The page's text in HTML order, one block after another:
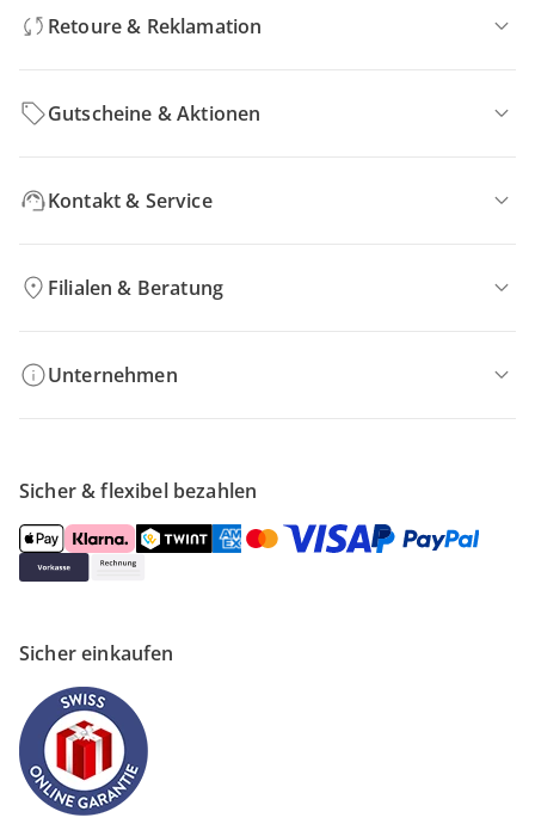
Retoure & Reklamation
Gutscheine & Aktionen
Kontakt & Service
Filialen & Beratung
Unternehmen
Sicher & flexibel bezahlen
Sicher einkaufen